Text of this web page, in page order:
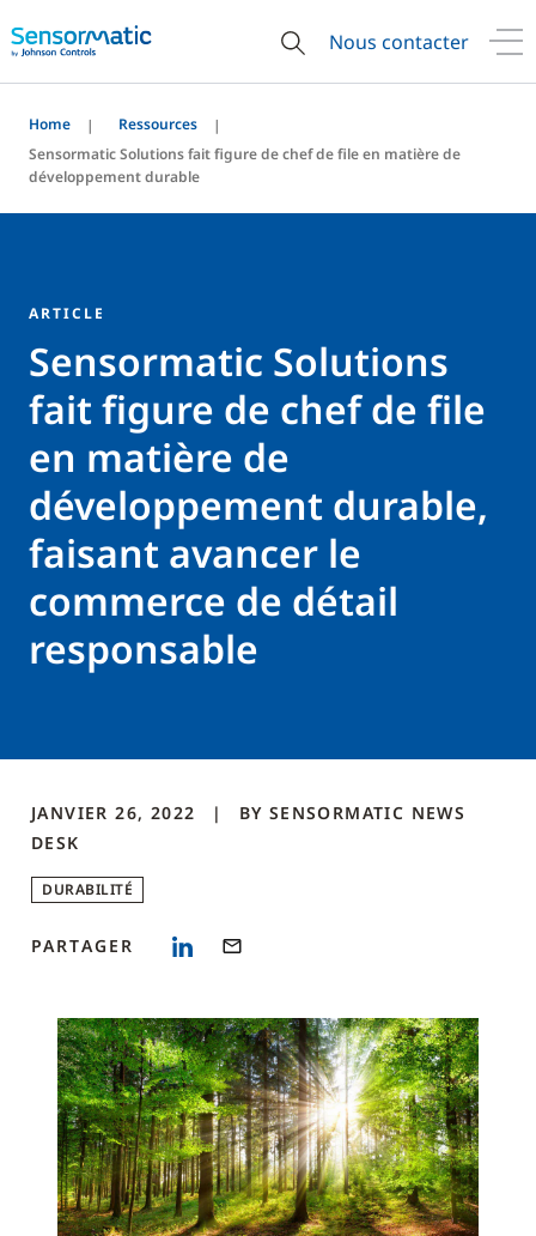
Nous contacter
Home
Ressources
Sensormatic Solutions fait figure de chef de file en matière de
développement durable
ARTICLE
Sensormatic Solutions
fait figure de chef de file
en matière de
développement durable,
faisant avancer le
commerce de détail
responsable
JANVIER 26, 2022 BY SENSORMATIC NEWS
DESK
DURABILITÉ
PARTAGER